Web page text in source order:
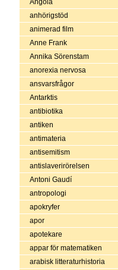
Angola
anhörigstöd
animerad film
Anne Frank
Annika Sörenstam
anorexia nervosa
ansvarsfrågor
Antarktis
antibiotika
antiken
antimateria
antisemitism
antislaverirörelsen
Antoni Gaudí
antropologi
apokryfer
apor
apotekare
appar för matematiken
arabisk litteraturhistoria